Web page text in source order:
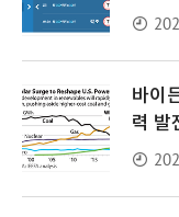
바이
력 발